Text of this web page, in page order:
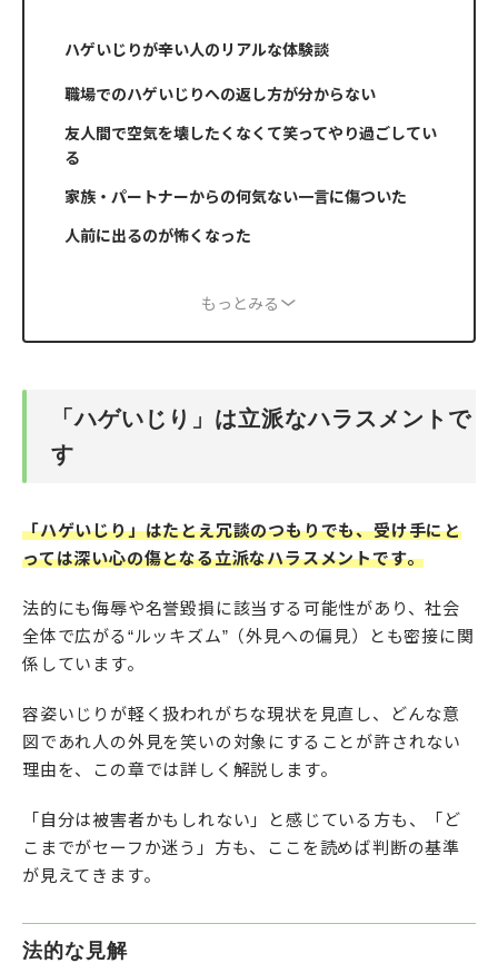
ハゲいじりが辛い人のリアルな体験談
職場でのハゲいじりへの返し方が分からない
友人間で空気を壊したくなくて笑ってやり過ごしてい
る
家族・パートナーからの何気ない一言に傷ついた
人前に出るのが怖くなった
もっとみる
「ハゲいじり」は立派なハラスメントで
す
「ハゲいじり」はたとえ冗談のつもりでも、受け手にと
っては深い心の傷となる立派なハラスメントです。
法的にも侮辱や名誉毀損に該当する可能性があり、社会
全体で広がる“ルッキズム”（外見への偏見）とも密接に関
係しています。
容姿いじりが軽く扱われがちな現状を見直し、どんな意
図であれ人の外見を笑いの対象にすることが許されない
理由を、この章では詳しく解説します。
「自分は被害者かもしれない」と感じている方も、「ど
こまでがセーフか迷う」方も、ここを読めば判断の基準
が見えてきます。
法的な見解